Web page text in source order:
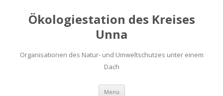
Ökologiestation des Kreises
Unna
Organisationen des Natur- und Umweltschutzes unter einem
Dach
Menü Zum